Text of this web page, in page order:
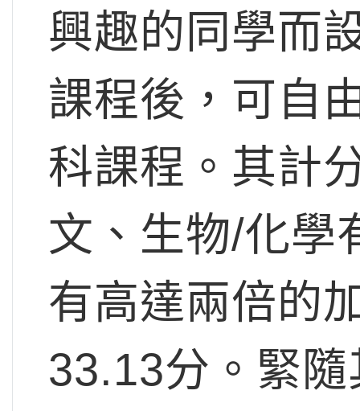
興趣的同學而
課程後，可自
科課程。其計
文、生物/化學
有高達兩倍的
33.13分。緊